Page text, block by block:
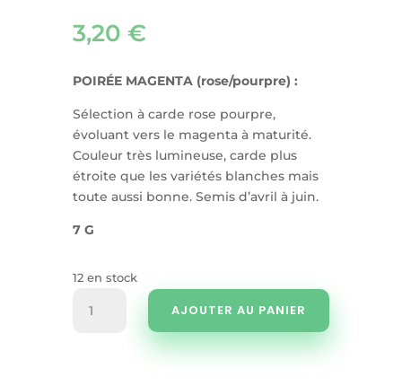
3,20 €
POIRÉE MAGENTA (rose/pourpre) :
Sélection à carde rose pourpre,
évoluant vers le magenta à maturité.
Couleur très lumineuse, carde plus
étroite que les variétés blanches mais
toute aussi bonne. Semis d’avril à juin.
7 G
12 en stock
AJOUTER AU PANIER